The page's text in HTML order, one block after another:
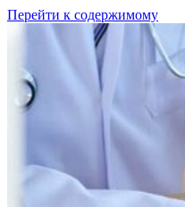
Перейти к содержимому